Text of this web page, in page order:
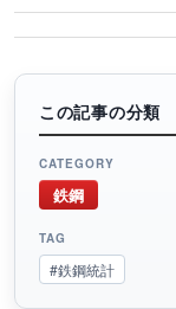
この記事の分類
CATEGORY
鉄鋼
TAG
#鉄鋼統計